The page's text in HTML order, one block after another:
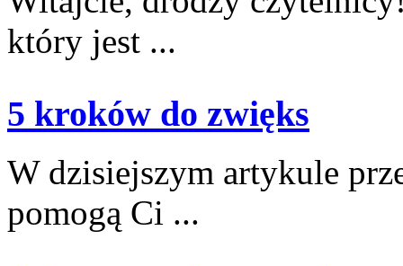
który ​jest ...
5 kroków do zwięks
W ⁤dzisiejszym ⁣artykule
pomogą Ci ...